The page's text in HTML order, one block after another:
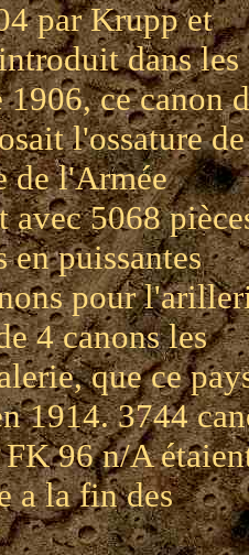
par Krupp et
dans les
ce canon
l'ossature de
de l'Armée
avec 5068
en puissantes
pour
4 canons les
que ce
1914. 3744
FK 96 n/A
a la fin des